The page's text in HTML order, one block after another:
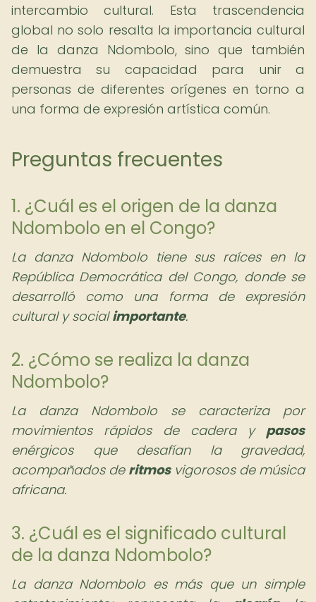
intercambio cultural. Esta trascendencia
global no solo resalta la importancia cultural
de la danza Ndombolo, sino que también
demuestra su capacidad para unir a
personas de diferentes orígenes en torno a
una forma de expresión artística común.
Preguntas frecuentes
1. ¿Cuál es el origen de la danza
Ndombolo en el Congo?
La danza Ndombolo tiene sus raíces en la
República Democrática del Congo, donde se
desarrolló como una forma de expresión
cultural y socialimportante.
2. ¿Cómo se realiza la danza
Ndombolo?
La danza Ndombolo se caracteriza por
movimientos rápidos de cadera y pasos
enérgicos que desafían la gravedad,
acompañados de ritmosvigorosos de música
africana.
3. ¿Cuál es el significado cultural
de la danza Ndombolo?
La danza Ndombolo es más que un simple